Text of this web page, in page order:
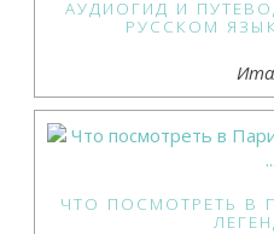
АУДИОГИД И
РУССКОМ
ЧТО ПОСМОТРЕТЬ В